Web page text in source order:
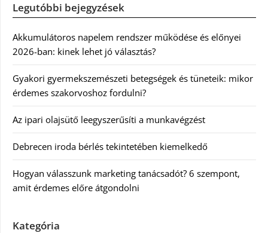
Legutóbbi bejegyzések
Akkumulátoros napelem rendszer működése és előnyei
2026-ban: kinek lehet jó választás?
Gyakori gyermekszemészeti betegségek és tüneteik: mikor
érdemes szakorvoshoz fordulni?
Az ipari olajsütő leegyszerűsíti a munkavégzést
Debrecen iroda bérlés tekintetében kiemelkedő
Hogyan válasszunk marketing tanácsadót? 6 szempont,
amit érdemes előre átgondolni
Kategória